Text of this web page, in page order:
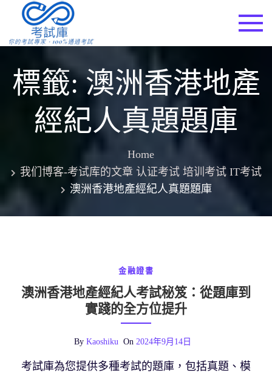
content
標籤:澳洲香港地產
經紀人真題題庫
Home
我们博客-考试库的文章 认证考试 培训考试 IT考试
澳洲香港地產經紀人真題題庫
金融證書
澳洲香港地產經紀人考試秘笈：從題庫到
實踐的全方位提升
By Kaoshiku On 2024年9月14日
考試庫為您提供多種考試的題庫，包括真題、模